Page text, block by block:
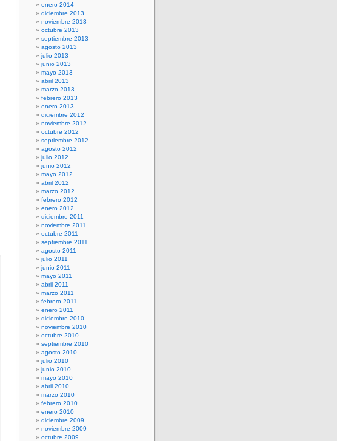
enero 2014
diciembre 2013
noviembre 2013
octubre 2013
septiembre 2013
agosto 2013
julio 2013
junio 2013
mayo 2013
abril 2013
marzo 2013
febrero 2013
enero 2013
diciembre 2012
noviembre 2012
octubre 2012
septiembre 2012
agosto 2012
julio 2012
junio 2012
mayo 2012
abril 2012
marzo 2012
febrero 2012
enero 2012
diciembre 2011
noviembre 2011
octubre 2011
septiembre 2011
agosto 2011
julio 2011
junio 2011
mayo 2011
abril 2011
marzo 2011
febrero 2011
enero 2011
diciembre 2010
noviembre 2010
octubre 2010
septiembre 2010
agosto 2010
julio 2010
junio 2010
mayo 2010
abril 2010
marzo 2010
febrero 2010
enero 2010
diciembre 2009
noviembre 2009
octubre 2009